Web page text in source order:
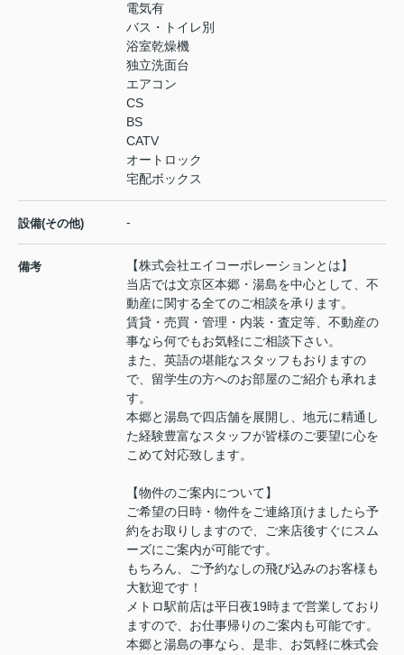
電気有
バス・トイレ別
浴室乾燥機
独立洗面台
エアコン
CS
BS
CATV
オートロック
宅配ボックス
設備(その他) -
備考
【株式会社エイコーポレーションとは】
当店では文京区本郷・湯島を中心として、不
動産に関する全てのご相談を承ります。
賃貸・売買・管理・内装・査定等、不動産の
事なら何でもお気軽にご相談下さい。
また、英語の堪能なスタッフもおりますの
で、留学生の方へのお部屋のご紹介も承れま
す。
本郷と湯島で四店舗を展開し、地元に精通し
た経験豊富なスタッフが皆様のご要望に心を
こめて対応致します。
【物件のご案内について】
ご希望の日時・物件をご連絡頂けましたら予
約をお取りしますので、ご来店後すぐにスム
ーズにご案内が可能です。
もちろん、ご予約なしの飛び込みのお客様も
大歓迎です！
メトロ駅前店は平日夜19時まで営業しており
ますので、お仕事帰りのご案内も可能です。
本郷と湯島の事なら、是非、お気軽に株式会